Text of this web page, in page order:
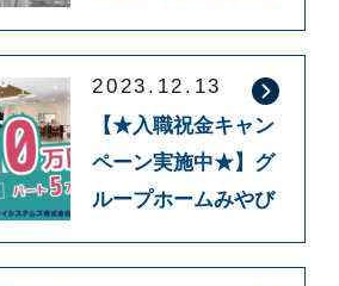
2023.12.13
【★入職祝金キャン
ペーン実施中★】グ
ループホームみやび